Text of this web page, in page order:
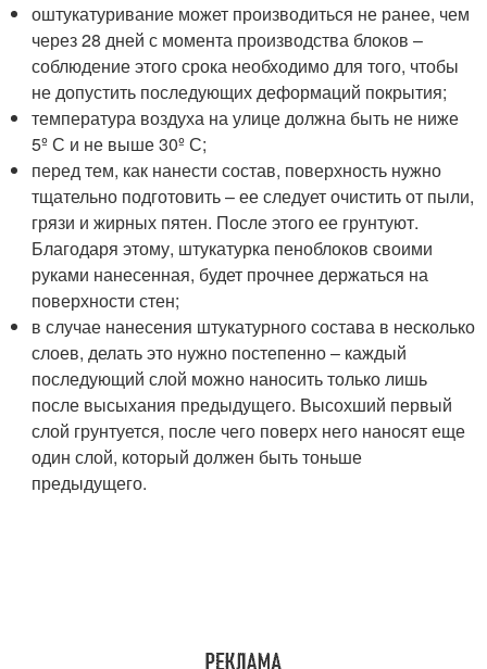
оштукатуривание может производиться не ранее, чем
через 28 дней с момента производства блоков –
соблюдение этого срока необходимо для того, чтобы
не допустить последующих деформаций покрытия;
температура воздуха на улице должна быть не ниже
5º С и не выше 30º С;
перед тем, как нанести состав, поверхность нужно
тщательно подготовить – ее следует очистить от пыли,
грязи и жирных пятен. После этого ее грунтуют.
Благодаря этому, штукатурка пеноблоков своими
руками нанесенная, будет прочнее держаться на
поверхности стен;
в случае нанесения штукатурного состава в несколько
слоев, делать это нужно постепенно – каждый
последующий слой можно наносить только лишь
после высыхания предыдущего. Высохший первый
слой грунтуется, после чего поверх него наносят еще
один слой, который должен быть тоньше
предыдущего.